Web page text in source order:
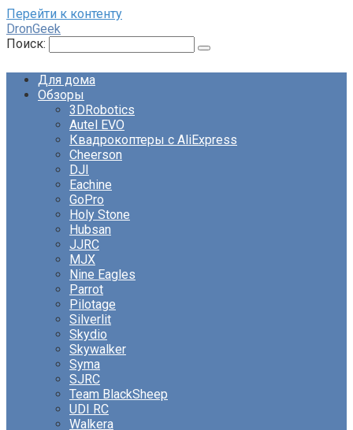
Перейти к контенту
DronGeek
Поиск:
Для дома
Обзоры
3DRobotics
Autel EVO
Квадрокоптеры с AliExpress
Cheerson
DJI
Eachine
GoPro
Holy Stone
Hubsan
JJRC
MJX
Nine Eagles
Parrot
Pilotage
Silverlit
Skydio
Skywalker
Syma
SJRC
Team BlackSheep
UDI RC
Walkera